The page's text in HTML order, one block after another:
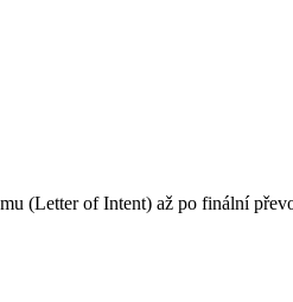
(Letter of Intent) až po finální